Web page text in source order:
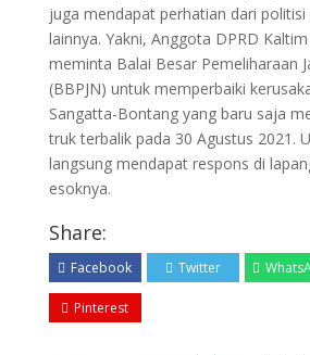
juga mendapat perhatian dari
lainnya. Yakni, Anggota DPRD
meminta Balai Besar Pemeliharaan
(BBPJN) untuk memperbaiki
Sangatta-Bontang yang baru saja
truk terbalik pada 30 Agustus 2021.
langsung mendapat respons di
esoknya.
Share:
Facebook Twitter
Pinterest